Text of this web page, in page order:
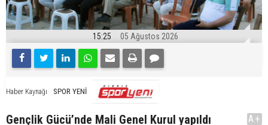
15:25 05 Ağustos 2026
Haber Kaynağı SPOR YENİ
Gençlik Gücü’nde Mali Genel Kurul yapıldı
A+